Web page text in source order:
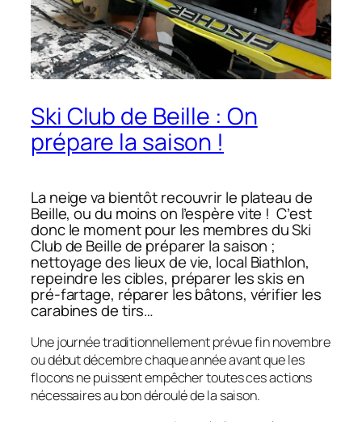
Ski Club de Beille : On
prépare la saison !
La neige va bientôt recouvrir le plateau de
Beille, ou du moins on l’espère vite ! C’est
donc le moment pour les membres du Ski
Club de Beille de préparer la saison ;
nettoyage des lieux de vie, local Biathlon,
repeindre les cibles, préparer les skis en
pré-fartage, réparer les bâtons, vérifier les
carabines de tirs…
Une journée traditionnellement prévue fin novembre
ou début décembre chaque année avant que les
flocons ne puissent empêcher toutes ces actions
nécessaires au bon déroulé de la saison.